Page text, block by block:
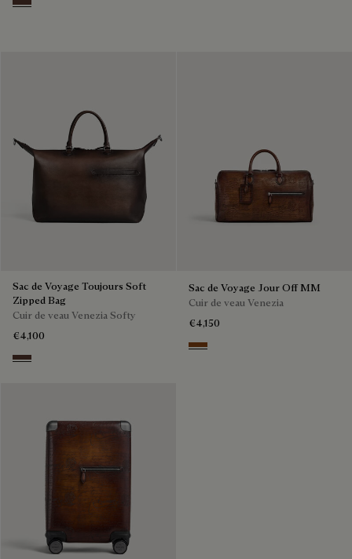
Soft Brown
Sac de Voyage Toujours Soft
Zipped Bag
Cuir de veau Venezia Softy
€4,100
Soft Brown
Sac de Voyage Jour Off MM
Cuir de veau Venezia
€4,150
Cacao Intenso